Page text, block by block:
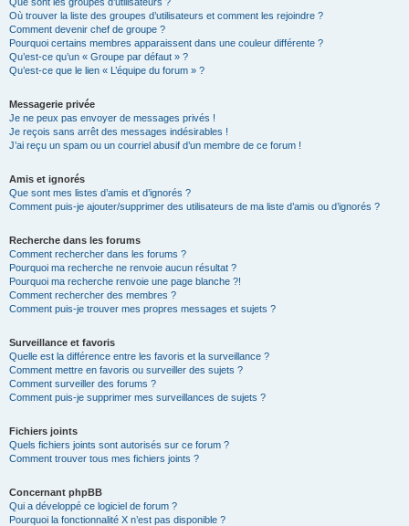
Où trouver la liste des groupes d’utilisateurs et comment les rejoindre ?
Comment devenir chef de groupe ?
Pourquoi certains membres apparaissent dans une couleur différente ?
Qu’est-ce qu’un « Groupe par défaut » ?
Qu’est-ce que le lien « L’équipe du forum » ?
Messagerie privée
Je ne peux pas envoyer de messages privés !
Je reçois sans arrêt des messages indésirables !
J’ai reçu un spam ou un courriel abusif d’un membre de ce forum !
Amis et ignorés
Que sont mes listes d’amis et d’ignorés ?
Comment puis-je ajouter/supprimer des utilisateurs de ma liste d’amis ou d’ignorés ?
Recherche dans les forums
Comment rechercher dans les forums ?
Pourquoi ma recherche ne renvoie aucun résultat ?
Pourquoi ma recherche renvoie une page blanche ?!
Comment rechercher des membres ?
Comment puis-je trouver mes propres messages et sujets ?
Surveillance et favoris
Quelle est la différence entre les favoris et la surveillance ?
Comment mettre en favoris ou surveiller des sujets ?
Comment surveiller des forums ?
Comment puis-je supprimer mes surveillances de sujets ?
Fichiers joints
Quels fichiers joints sont autorisés sur ce forum ?
Comment trouver tous mes fichiers joints ?
Concernant phpBB
Qui a développé ce logiciel de forum ?
Pourquoi la fonctionnalité X n’est pas disponible ?